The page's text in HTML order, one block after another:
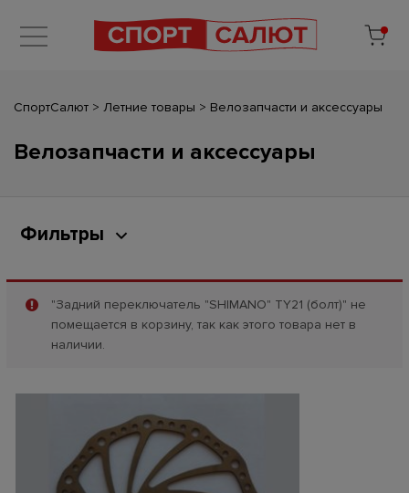
СпортСалют > Летние товары > Велозапчасти и аксессуары
Велозапчасти и аксессуары
Фильтры
"Задний переключатель "SHIMANO" ТY21 (болт)" не
помещается в корзину, так как этого товара нет в
наличии.